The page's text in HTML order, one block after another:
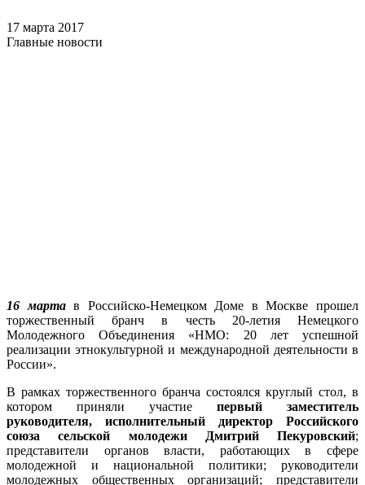
17 марта 2017
Главные новости
16 мартав Российско-Немецком Доме в Москве прошел
торжественный бранч в честь 20-летия Немецкого
Молодежного Объединения «НМО: 20 лет успешной
реализации этнокультурной и международной деятельности в
России».
В рамках торжественного бранча состоялся круглый стол, в
котором приняли участие первый заместитель
руководителя, исполнительный директор Российского
союза сельской молодежи Дмитрий Пекуровский;
представители органов власти, работающих в сфере
молодежной и национальной политики; руководители
молодежных общественных организаций; представители